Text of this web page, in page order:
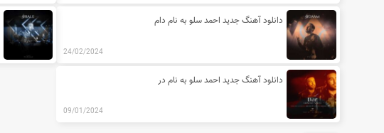
دانلود آهنگ جدید احمد سلو به نام دام
24/02/2024
دانلود آهنگ جدید احمد سلو به نام در
09/01/2024